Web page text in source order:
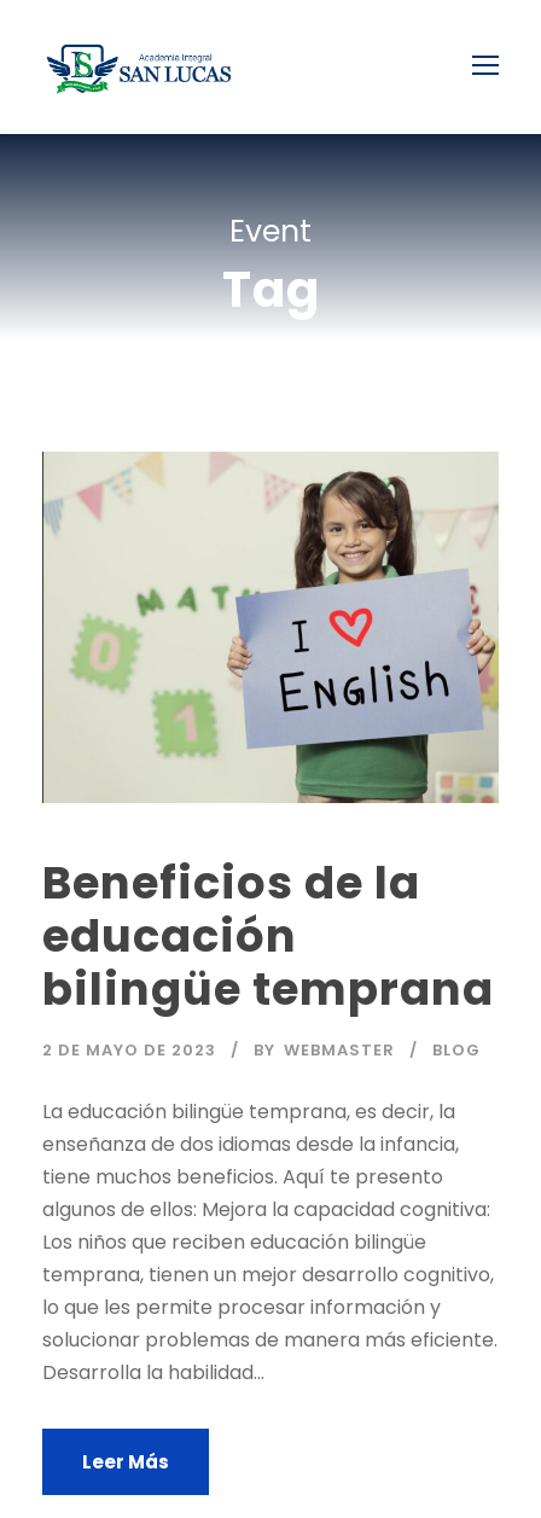
Event
Tag
Beneficios de la
educación
bilingüe temprana
2 DE MAYO DE 2023 BY WEBMASTER BLOG
La educación bilingüe temprana, es decir, la
enseñanza de dos idiomas desde la infancia,
tiene muchos beneficios. Aquí te presento
algunos de ellos: Mejora la capacidad cognitiva:
Los niños que reciben educación bilingüe
temprana, tienen un mejor desarrollo cognitivo,
lo que les permite procesar información y
solucionar problemas de manera más eficiente.
Desarrolla la habilidad...
Leer Más